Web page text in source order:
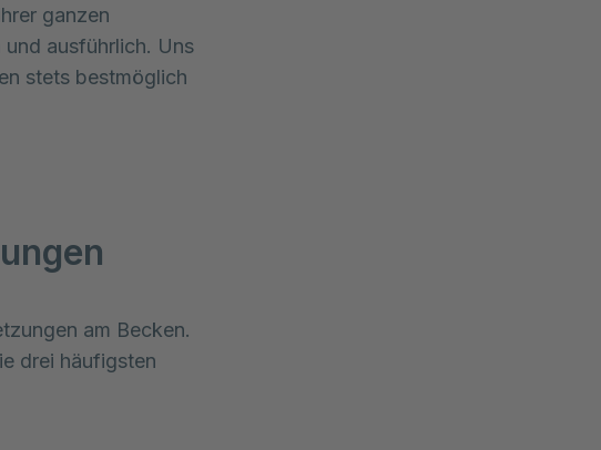
ganzen
ausführlich. Uns
stets bestmöglich
am Becken.
drei häufigsten